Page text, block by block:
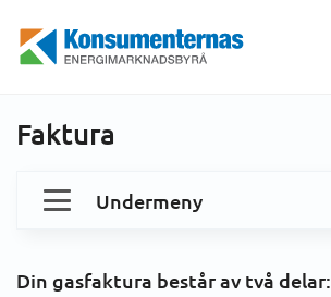
Energimarknadsbyrån
Hem Konsumenträtt
Faktura
Faktura
Undermeny
Din gasfaktura består av två delar: